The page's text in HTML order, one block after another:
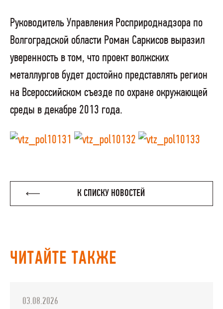
Руководитель Управления Росприроднадзора по
Волгоградской области Роман Саркисов выразил
уверенность в том, что проект волжских
металлургов будет достойно представлять регион
на Всероссийском съезде по охране окружающей
среды в декабре 2013 года.
К СПИСКУ НОВОСТЕЙ
ЧИТАЙТЕ ТАКЖЕ
03.08.2026